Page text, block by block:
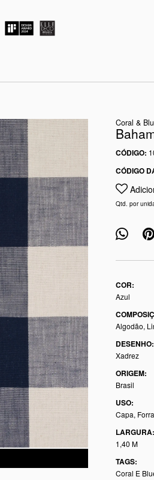
Coral &
CÓDIGO:
CÓDIGO
Qtd. por
COR:
Azul
Algodão,
DESENHO:
Xadrez
ORIGEM:
Brasil
USO:
Capa,
LARGURA:
1,40 M
TAGS:
Coral E